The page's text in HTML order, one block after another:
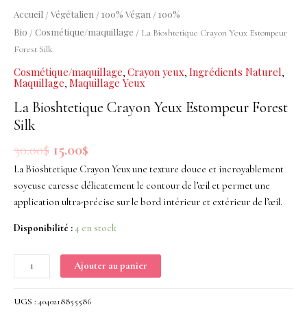
Accueil / Végétalien / 100% Végan / 100%
Bio / Cosmétique/maquillage / La Bioshtetique Crayon Yeux Estompeur
Forest Silk
Cosmétique/maquillage, Crayon yeux, Ingrédients Naturel,
Maquillage, Maquillage Yeux
La Bioshtetique Crayon Yeux Estompeur Forest
Silk
30.00$ 15.00$
La Bioshtetique Crayon Yeux une texture douce et incroyablement
soyeuse caresse délicatement le contour de l’œil et permet une
application ultra-précise sur le bord intérieur et extérieur de l’œil.
Disponibilité :4 en stock
Yeux
Ajouter au panier
UGS : 4040218855586